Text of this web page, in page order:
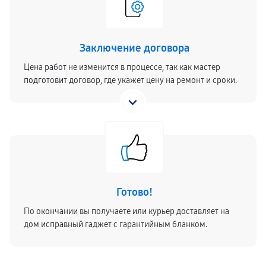
Заключение договора
Цена работ не изменится в процессе, так как мастер
подготовит договор, где укажет цену на ремонт и сроки.
Готово!
По окончании вы получаете или курьер доставляет на
дом исправный гаджет с гарантийным бланком.